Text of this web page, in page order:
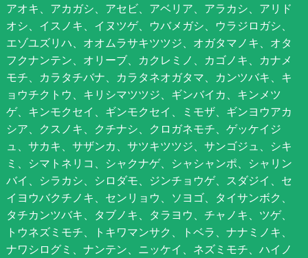
アオキ、アカガシ、アセビ、アベリア、アラカシ、アリド
オシ、イスノキ、イヌツゲ、ウバメガシ、ウラジロガシ、
エゾユズリハ、オオムラサキツツジ、オガタマノキ、オタ
フクナンテン、オリーブ、カクレミノ、カゴノキ、カナメ
モチ、カラタチバナ、カラタネオガタマ、カンツバキ、キ
ョウチクトウ、キリシマツツジ、ギンバイカ、キンメツ
ゲ、キンモクセイ、ギンモクセイ、ミモザ、ギンヨウアカ
シア、クスノキ、クチナシ、クロガネモチ、ゲッケイジ
ュ、サカキ、サザンカ、サツキツツジ、サンゴジュ、シキ
ミ、シマトネリコ、シャクナゲ、シャシャンポ、シャリン
バイ、シラカシ、シロダモ、ジンチョウゲ、スダジイ、セ
イヨウバクチノキ、センリョウ、ソヨゴ、タイサンボク、
タチカンツバキ、タブノキ、タラヨウ、チャノキ、ツゲ、
トウネズミモチ、トキワマンサク、トベラ、ナナミノキ、
ナワシログミ、ナンテン、ニッケイ、ネズミモチ、ハイノ